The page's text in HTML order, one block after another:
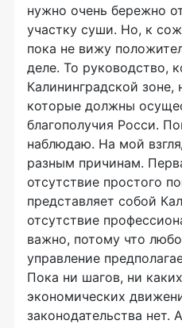
нужно очень бережно
участку суши. Но, к
пока не вижу
деле. То руководство,
Калининградской зоне,
которые должны
благополучия Росси.
наблюдаю. На мой
разным причинам.
отсутствие простого
представляет собой
отсутствие
важно, потому что
управление
Пока ни шагов, ни
экономических
законодательства нет.